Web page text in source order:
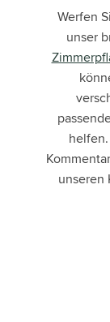
Werfen
unser
unseren